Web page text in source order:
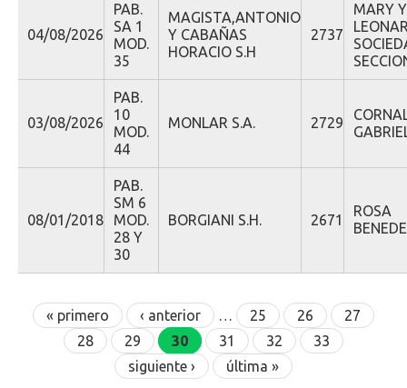
04/08/2026
PAB.
SA 1
MOD.
35
MAGISTA,ANTONIO
Y CABAÑAS
HORACIO S.H
2737
MARY Y
03/08/2026
PAB.
10
MOD.
44
MONLAR S.A. 2729
08/01/2018
PAB.
SM 6
MOD.
28 Y
30
BORGIANI S.H. 2671
ROSA
Páginas
« primero ‹ anterior … 25 26
27
28
29 30 31 32
33
siguiente ›
última »